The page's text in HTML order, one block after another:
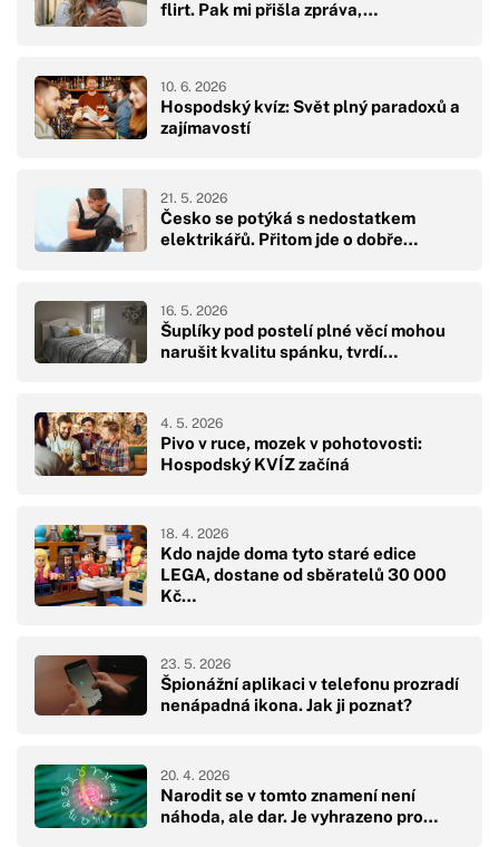
flirt. Pak mi přišla zpráva,…
Hospodský kvíz: Svět plný paradoxů a
zajímavostí
10. 6. 2026
Česko se potýká s nedostatkem
elektrikářů. Přitom jde o dobře…
21. 5. 2026
Šuplíky pod postelí plné věcí mohou
narušit kvalitu spánku, tvrdí…
16. 5. 2026
Pivo v ruce, mozek v pohotovosti:
Hospodský KVÍZ začíná
4. 5. 2026
Kdo najde doma tyto staré edice
LEGA, dostane od sběratelů 30 000
Kč…
18. 4. 2026
Špionážní aplikaci v telefonu prozradí
nenápadná ikona. Jak ji poznat?
23. 5. 2026
Narodit se v tomto znamení není
náhoda, ale dar. Je vyhrazeno pro…
20. 4. 2026